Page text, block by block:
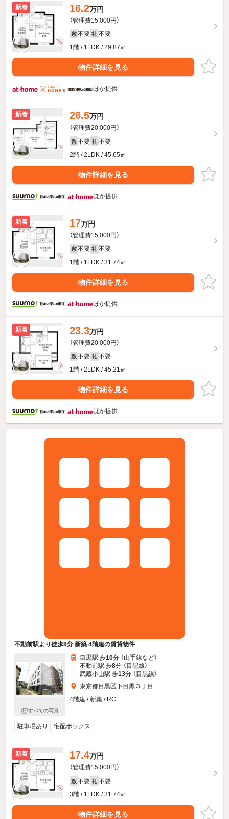
新着 16.2万円
（管理費15,000円）
敷 不要 礼 不要
1階 / 1LDK / 29.87㎡
物件詳細を見る
ほか提供
新着 26.5万円
（管理費20,000円）
敷 不要 礼 不要
2階 / 2LDK / 45.65㎡
物件詳細を見る
ほか提供
新着 17万円
（管理費15,000円）
敷 不要 礼 不要
1階 / 1LDK / 31.74㎡
物件詳細を見る
ほか提供
新着 23.3万円
（管理費20,000円）
敷 不要 礼 不要
1階 / 2LDK / 45.21㎡
物件詳細を見る
ほか提供
不動前駅より徒歩8分 新築 4階建の賃貸物件
すべての写真
目黒駅 歩10分 （山手線など）
不動前駅 歩8分 （目黒線）
武蔵小山駅 歩13分 （目黒線）
東京都目黒区下目黒３丁目
4階建 / 新築 / RC
駐車場あり 宅配ボックス
新着 17.4万円
（管理費15,000円）
敷 不要 礼 不要
3階 / 1LDK / 31.74㎡
物件詳細を見る